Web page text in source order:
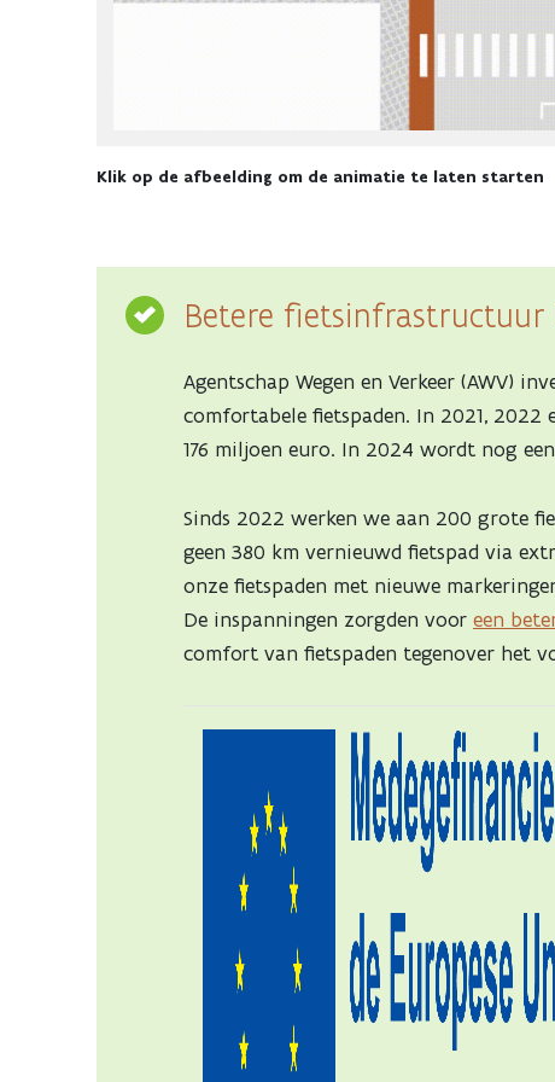
Klik op de afbeelding om de animatie te laten starten
Betere fietsinfrastructuur
Agentschap Wegen en Verkeer (AWV)
comfortabele fietspaden. In 2021, 2022
176 miljoen euro. In 2024 wordt nog
Sinds 2022 werken we aan 200 grote
geen 380 km vernieuwd fietspad via
onze fietspaden met nieuwe
De inspanningen zorgden voor een
comfort van fietspaden tegenover het